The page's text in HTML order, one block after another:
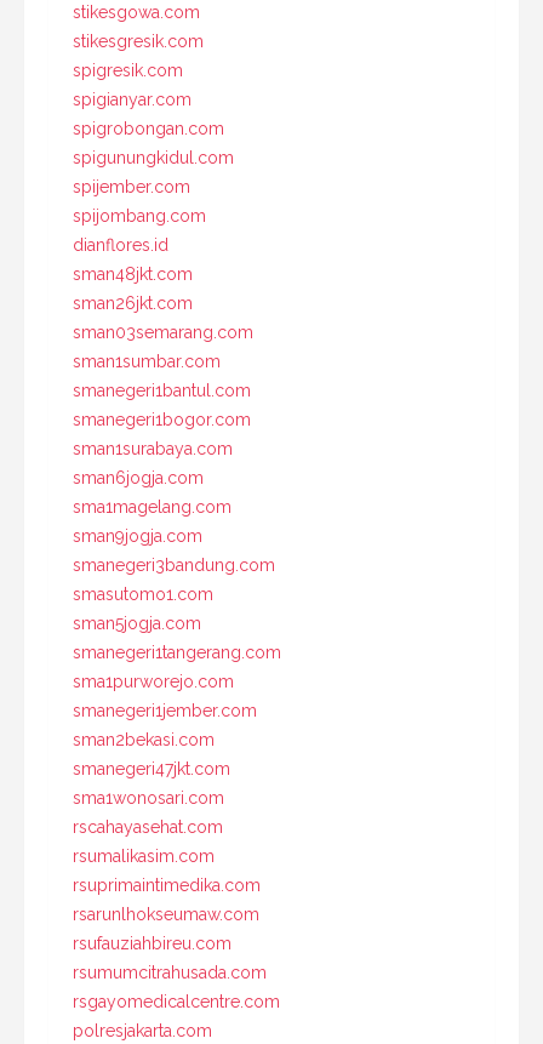
stikesgowa.com
stikesgresik.com
spigresik.com
spigianyar.com
spigrobongan.com
spigunungkidul.com
spijember.com
spijombang.com
dianflores.id
sman48jkt.com
sman26jkt.com
sman03semarang.com
sman1sumbar.com
smanegeri1bantul.com
smanegeri1bogor.com
sman1surabaya.com
sman6jogja.com
sma1magelang.com
sman9jogja.com
smanegeri3bandung.com
smasutomo1.com
sman5jogja.com
smanegeri1tangerang.com
sma1purworejo.com
smanegeri1jember.com
sman2bekasi.com
smanegeri47jkt.com
sma1wonosari.com
rscahayasehat.com
rsumalikasim.com
rsuprimaintimedika.com
rsarunlhokseumaw.com
rsufauziahbireu.com
rsumumcitrahusada.com
rsgayomedicalcentre.com
polresjakarta.com